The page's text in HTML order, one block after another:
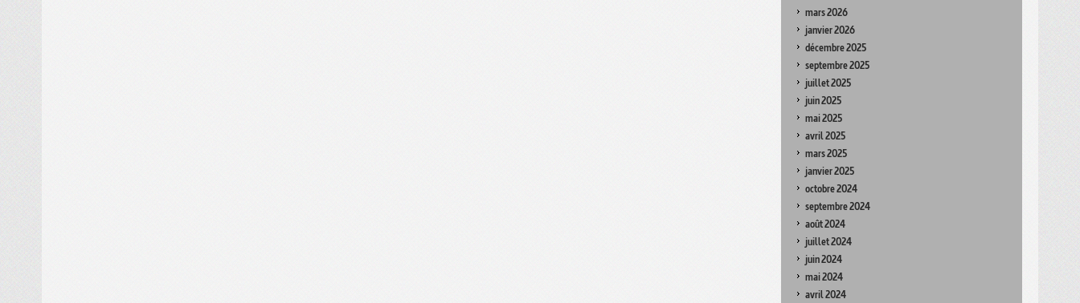
mars 2026
janvier 2026
décembre 2025
septembre 2025
juillet 2025
juin 2025
mai 2025
avril 2025
mars 2025
janvier 2025
octobre 2024
septembre 2024
août 2024
juillet 2024
juin 2024
mai 2024
avril 2024